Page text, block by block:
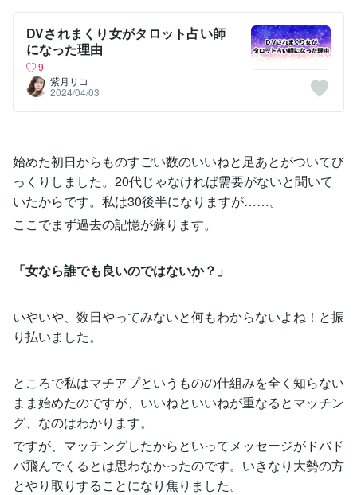
DVされまくり女がタロット占い師
になった理由
9
紫月リコ
2024/04/03
始めた初日からものすごい数のいいねと足あとがついてび
っくりしました。20代じゃなければ需要がないと聞いて
いたからです。私は30後半になりますが……。
ここでまず過去の記憶が蘇ります。
「女なら誰でも良いのではないか？」
いやいや、数日やってみないと何もわからないよね！と振
り払いました。
ところで私はマチアプというものの仕組みを全く知らない
まま始めたのですが、いいねといいねが重なるとマッチン
グ、なのはわかります。
ですが、マッチングしたからといってメッセージがドバド
バ飛んでくるとは思わなかったのです。いきなり大勢の方
とやり取りすることになり焦りました。